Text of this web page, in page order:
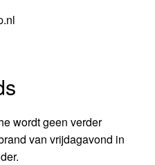
wordt geen verder
van vrijdagavond in